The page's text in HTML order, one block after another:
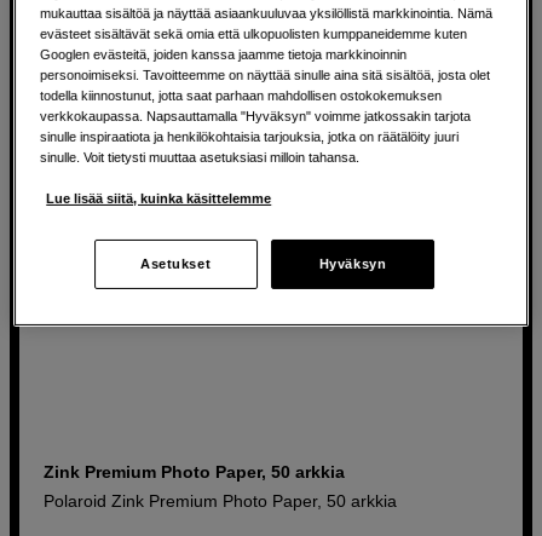
39 EUR
Zink Premium Photo Paper, 50 arkkia
Polaroid Zink Premium Photo Paper, 50 arkkia
mukauttaa sisältöä ja näyttää asiaankuuluvaa yksilöllistä markkinointia. Nämä
evästeet sisältävät sekä omia että ulkopuolisten kumppaneidemme kuten
Googlen evästeitä, joiden kanssa jaamme tietoja markkinoinnin
personoimiseksi. Tavoitteemme on näyttää sinulle aina sitä sisältöä, josta olet
todella kiinnostunut, jotta saat parhaan mahdollisen ostokokemuksen
verkkokaupassa. Napsauttamalla "Hyväksyn" voimme jatkossakin tarjota
sinulle inspiraatiota ja henkilökohtaisia tarjouksia, jotka on räätälöity juuri
sinulle. Voit tietysti muuttaa asetuksiasi milloin tahansa.
Lue lisää siitä, kuinka käsittelemme
Asetukset Hyväksyn